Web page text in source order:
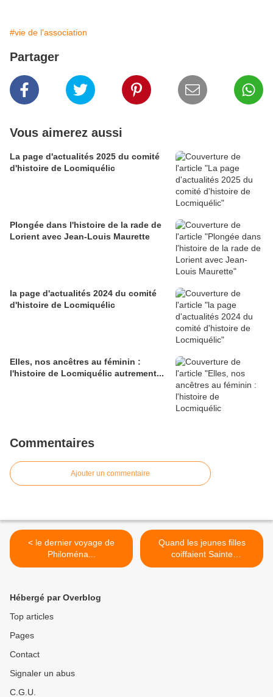
#vie de l'association
Partager
Vous aimerez aussi
La page d'actualités 2025 du comité
d'histoire de Locmiquélic
Plongée dans l'histoire de la rade de
Lorient avec Jean-Louis Maurette
la page d'actualités 2024 du comité
d'histoire de Locmiquélic
Elles, nos ancêtres au féminin :
l'histoire de Locmiquélic autrement...
Commentaires
Ajouter un commentaire
< le dernier voyage de
Philoména...
Quand les jeunes filles
coiffaient Sainte
Catherine... >
Hébergé par Overblog
Top articles
Pages
Contact
Signaler un abus
C.G.U.